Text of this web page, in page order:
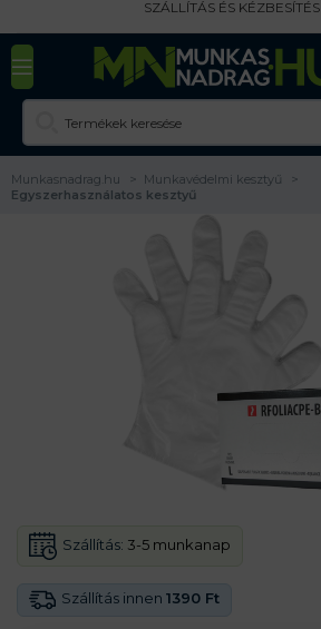
SZÁLLÍTÁS ÉS KÉZBESÍTÉS
Munkasnadrag.hu
Munkavédelmi kesztyű
Egyszerhasználatos kesztyű
Szállítás innen 1390 Ft
Szállítás: 3-5 munkanap